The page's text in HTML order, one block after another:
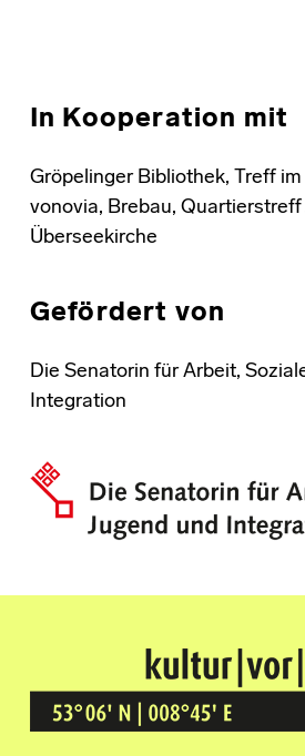
In Kooperation mit
Gröpelinger Bibliothek, Treff
vonovia, Brebau, Quartierstreff
Überseekirche
Gefördert von
Die Senatorin für Arbeit,
Integration
Kultur Vor Ort
BREMEN GRÖPELINGEN